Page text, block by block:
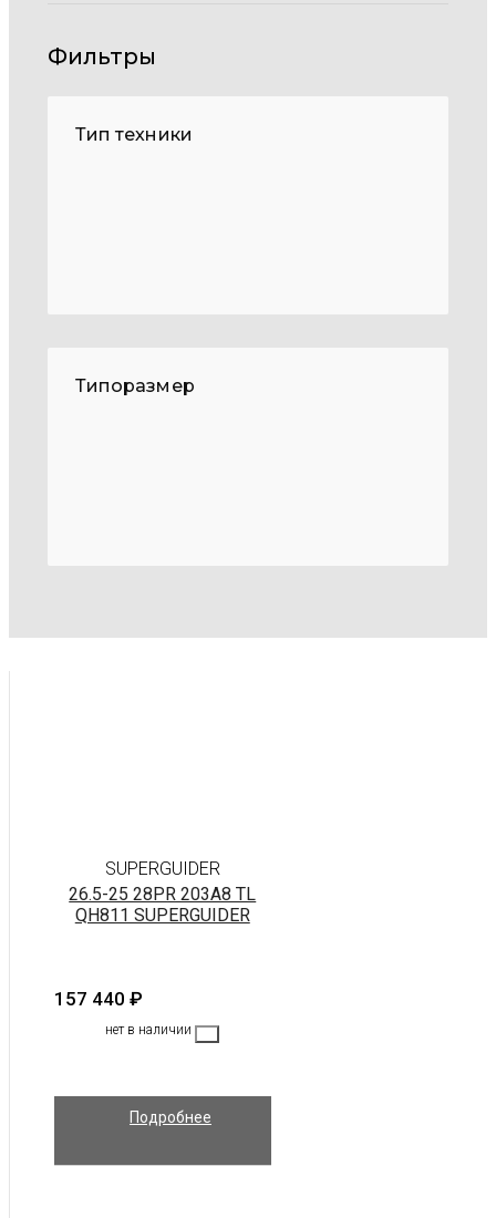
Фильтры
Тип техники
Типоразмер
SUPERGUIDER
26.5-25 28PR 203A8 TL
QH811 SUPERGUIDER
157 440 ₽
нет в наличии
Подробнее